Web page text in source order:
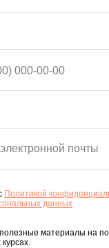
Политикой
данных
материалы на